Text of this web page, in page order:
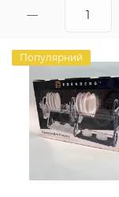
Популярний